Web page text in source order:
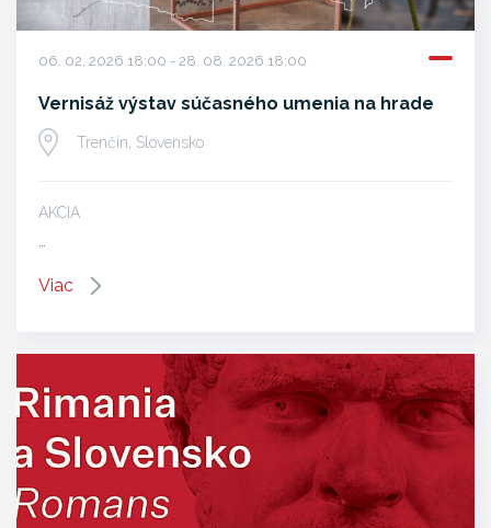
06. 02. 2026 18:00 - 28. 08. 2026 18:00
Vernisáž výstav súčasného umenia na hrade
Trenčín, Slovensko
AKCIA
…
Viac